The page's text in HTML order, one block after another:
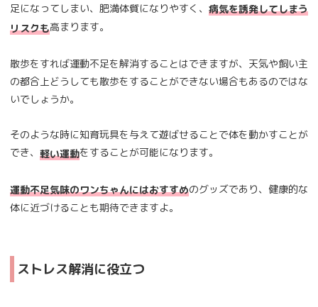
足になってしまい、肥満体質になりやすく、 病気を誘発してしまう
リスクも高まります。
散歩をすれば運動不足を解消することはできますが、天気や飼い主
の都合上どうしても散歩をすることができない場合もあるのではな
いでしょうか。
そのような時に知育玩具を与えて遊ばせることで体を動かすことが
でき、 軽い運動をすることが可能になります。
運動不足気味のワンちゃんにはおすすめのグッズであり、健康的な
体に近づけることも期待できますよ。
ストレス解消に役立つ